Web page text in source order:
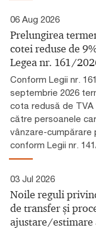
06 Aug 2026
Prelungirea
cotei reduse de
Legea nr. 161/
Conform Legii nr.
septembrie 2026
cota redusă de TVA
către persoanele
vânzare-cumpărare
conform Legii nr.
03 Jul 2026
Noile reguli
de transfer și
ajustare/